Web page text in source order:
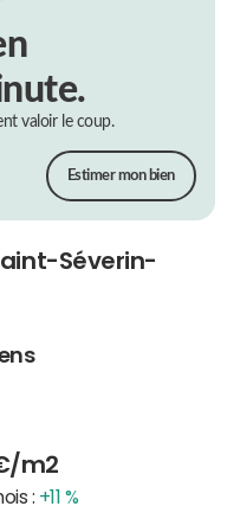
valoir le coup.
Estimer mon bien
Séverin-
m2
: +11 %